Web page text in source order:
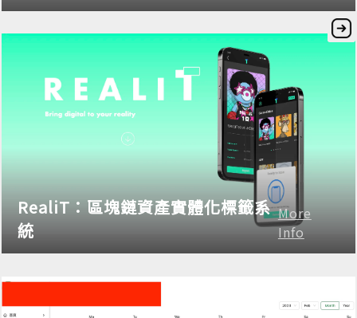
RealiT：區塊鏈資產實體化標籤系
統
More
Info